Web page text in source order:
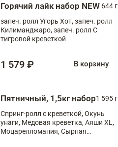
Горячий лайк набор NEW 644 г
запеч. ролл Угорь Хот, запеч. ролл
Килиманджаро, запеч. ролл С
тигровой креветкой
1 579 ₽ В корзину
Пятничный, 1,5кг набор1 595 г
Спринг-ролл с креветкой, Окунь
унаги, Медовая креветка, Аяши XL,
Моцарелломания, Сырная